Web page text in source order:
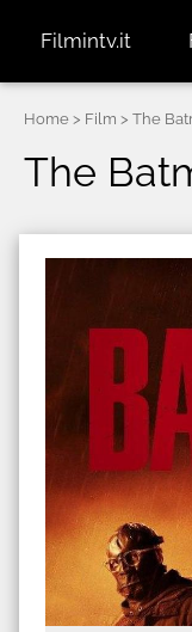
Filmintv.it
Home > Film > The
The